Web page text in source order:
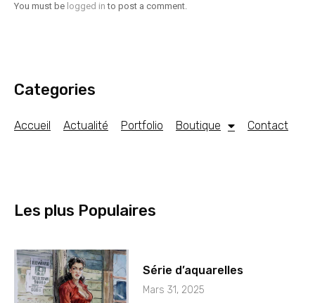
You must be logged in to post a comment.
Categories
Accueil Actualité Portfolio Boutique Contact
Les plus Populaires
Série d’aquarelles
Mars 31, 2025